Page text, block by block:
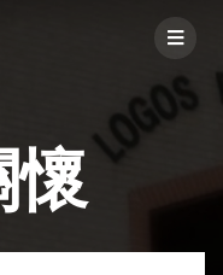
懷